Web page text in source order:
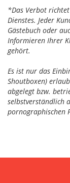
*Das Verbot
Dienstes. Jeder
Gästebuch oder
Informieren Ihrer
gehört.
Es ist nur das
Shoutboxen)
abgelegt bzw.
selbstverständlich
pornographischen